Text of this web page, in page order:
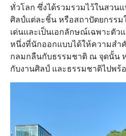
ทั่วโลก ซึ่งได้รวมรวมไว้ในสวน
ศิลป์แต่ละชิ้น หรือสถาปัตยกรร
เด่นและเป็นเอกลักษณ์เฉพาะตัว
หนึ่งที่นักออกแบบได้ให้ความสำ
กลมกลืนกับธรรมชาติ ณ จุดนั้น ห
กับงานศิลป์ และธรรมชาติไปพร้